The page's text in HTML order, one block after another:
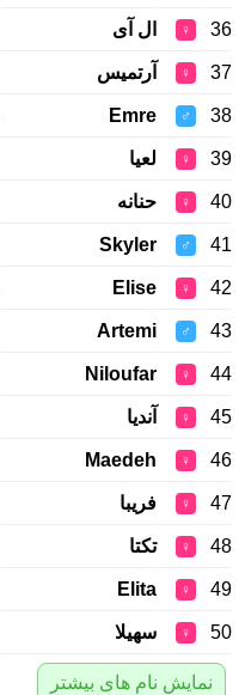
36
♀ ال آی
37
♀ آرتمیس
38
♂
Emre
39
♀ لعیا
40
♀ حنانه
41
♂
Skyler
42
♀
Elise
43
♂
Artemi
44
♀
Niloufar
45
♀ آندیا
46
♀
Maedeh
47
♀ فریبا
48
♀ تکتا
49
♀
Elita
50
♀ سهیلا
نمایش نام های بیشتر